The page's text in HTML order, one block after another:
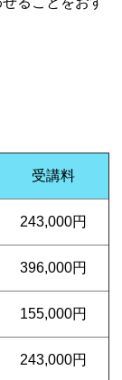
受講料
243,000円
396,000円
155,000円
243,000円